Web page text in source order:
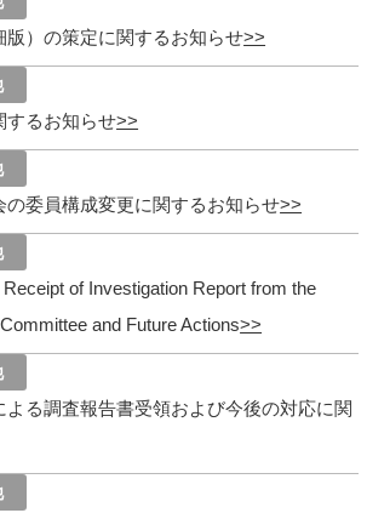
版）の策定に関するお知らせ
するお知らせ
の委員構成変更に関するお知らせ
of Investigation Report from the
and Future Actions
よる調査報告書受領および今後の対応に関